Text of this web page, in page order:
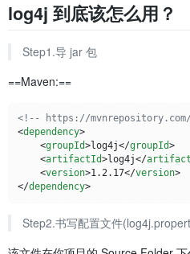
log4j 到底该怎么用？
Step1.导 jar 包
==Maven:==
<!-- https://
<dependency>
<groupId>log4j</groupId>
<artifactId>log4j</
<version>1.2.17</version>
</dependency>
Step2.书写配置文件